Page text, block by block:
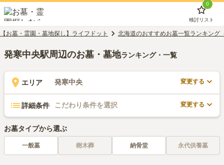
0
検討リスト
【お墓・霊園・墓地探し】ライフドット 北海道のおすすめお墓一覧ランキング
発寒中央駅周辺のお墓・墓地ランキング・一覧
エリア 発寒中央 変更する
詳細条件 こだわり条件を選択 変更する
お墓タイプから選ぶ
一般墓 樹木葬 納骨堂 永代供養墓